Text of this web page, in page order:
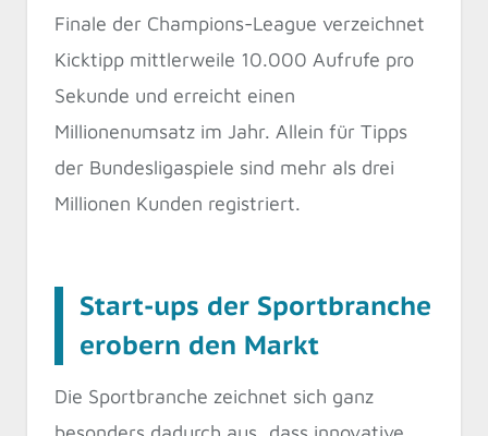
Finale der Champions-League verzeichnet
Kicktipp mittlerweile 10.000 Aufrufe pro
Sekunde und erreicht einen
Millionenumsatz im Jahr. Allein für Tipps
der Bundesligaspiele sind mehr als drei
Millionen Kunden registriert.
Start-ups der Sportbranche
erobern den Markt
Die Sportbranche zeichnet sich ganz